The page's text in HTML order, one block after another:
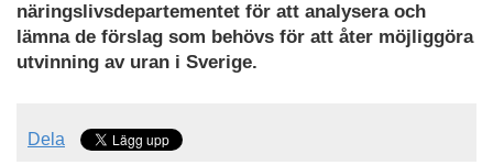
näringslivsdepartementet för att analysera och
lämna de förslag som behövs för att åter möjliggöra
utvinning av uran i Sverige.
Dela